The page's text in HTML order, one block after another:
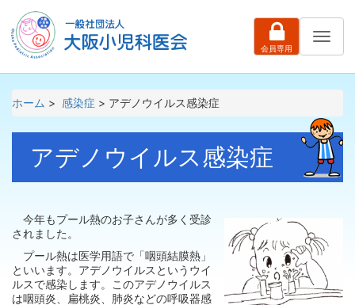
ナ
シ
ン
会員専用
ホーム > 感染症 > アデノウイルス感染症
アデノウイルス感染症
今年もプール熱のお子さんが多く受診
されました。
プール熱は医学用語で「咽頭結膜熱」
といいます。アデノウイルスというウイ
ルスで感染します。このアデノウイルス
は咽頭炎、扁桃炎、肺炎などの呼吸器感